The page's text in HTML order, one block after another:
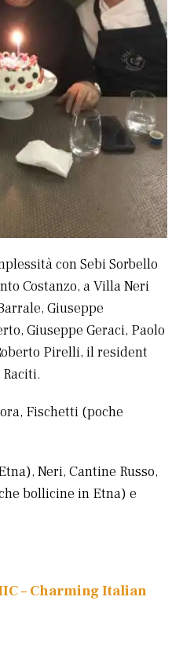
con Sebi Sorbello
Costanzo, a Villa Neri
Giuseppe
Giuseppe Geraci, Paolo
Pirelli, il resident
Fischetti (poche
Neri, Cantine Russo,
bollicine in Etna) e
– Charming Italian